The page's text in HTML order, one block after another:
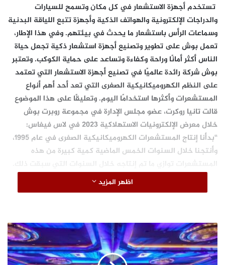
تستخدم أجهزة الاستشعار في كل مكان وتسمح للسيارات
والدراجات الإلكترونية والهواتف الذكية وأجهزة تتبع اللياقة البدنية
وسماعات الرأس باستشعار ما يحدث في بيئتهم. وفي هذا الإطار،
تعمل بوش على تطوير وتصنيع أجهزة استشعار ذكية تجعل حياة
الناس أكثر أمانًا وراحة وكفاءة وتساعد على حماية الكوكب. وتعتبر
بوش شركة رائدة عالميًا في تصنيع أجهزة الاستشعار التي تعتمد
على النظم الكهروميكانيكية الصغرى التي تعد أحد أهم أنواع
المستشعرات وأكثرها استخدامًا اليوم. وتعليقًا على هذا الموضوع
قالتتانيا روكرت، عضو مجلس الإدارة في مجموعة روبرت بوش
خلال معرض الإلكترونيات الاستهلاكية 2023 في لاس فيغاس:
“بدأنا إنتاج المستشعرات الكهروميكانيكية الصغرى في عام 1995،
وأنتجنا خلال السنوات الخمس الماضية كمية كبيرة من هذه
المستشعرات توازي ما تم إنتاجه خلال السنوات التي سبقت ذلك.
الشركة أكثر من 18 مليار مستشعر كهروميكانيكي صغير، حيث يتم
على النظم الكهروميكانيكية الصغرى، وفقًا لمجموعة Yole*، شركة
الاستشارات المتخصصة في أبحاث السوق والاستراتيجيات. ومن
المتوقع أن يرتفع الطلب العالمي السنوي على هذه المستشعرات
اظهر المزيد
خ
ب
ر
ا